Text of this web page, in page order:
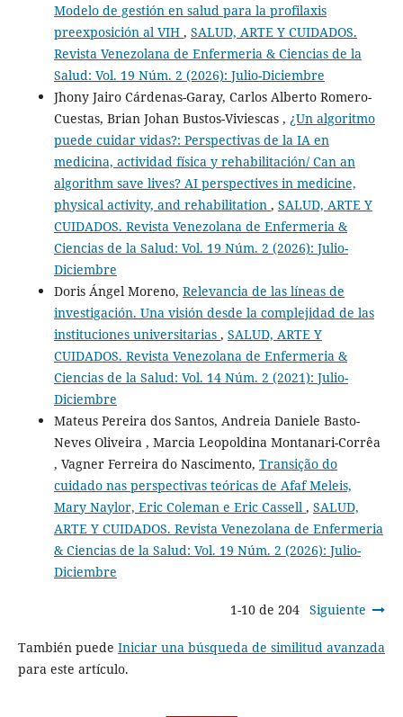
Modelo de gestión en salud para la profilaxis
preexposición al VIH , SALUD, ARTE Y CUIDADOS.
Revista Venezolana de Enfermeria & Ciencias de la
Salud: Vol. 19 Núm. 2 (2026): Julio-Diciembre
Jhony Jairo Cárdenas-Garay, Carlos Alberto Romero-
Cuestas, Brian Johan Bustos-Viviescas , ¿Un algoritmo
puede cuidar vidas?: Perspectivas de la IA en
medicina, actividad física y rehabilitación/ Can an
algorithm save lives? AI perspectives in medicine,
physical activity, and rehabilitation , SALUD, ARTE Y
CUIDADOS. Revista Venezolana de Enfermeria &
Ciencias de la Salud: Vol. 19 Núm. 2 (2026): Julio-
Diciembre
Doris Ángel Moreno, Relevancia de las líneas de
investigación. Una visión desde la complejidad de las
instituciones universitarias , SALUD, ARTE Y
CUIDADOS. Revista Venezolana de Enfermeria &
Ciencias de la Salud: Vol. 14 Núm. 2 (2021): Julio-
Diciembre
Mateus Pereira dos Santos, Andreia Daniele Basto-
Neves Oliveira , Marcia Leopoldina Montanari-Corrêa
, Vagner Ferreira do Nascimento, Transição do
cuidado nas perspectivas teóricas de Afaf Meleis,
Mary Naylor, Eric Coleman e Eric Cassell , SALUD,
ARTE Y CUIDADOS. Revista Venezolana de Enfermeria
& Ciencias de la Salud: Vol. 19 Núm. 2 (2026): Julio-
Diciembre
1-10 de 204 Siguiente
También puede Iniciar una búsqueda de similitud avanzada
para este artículo.